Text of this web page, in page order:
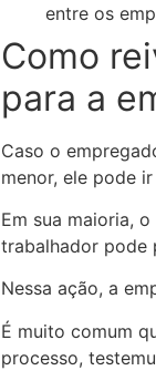
entre os
Como
para a
Caso o
menor, ele pode
Em sua maioria,
trabalhador pode
Nessa ação, a
É muito comum
processo,